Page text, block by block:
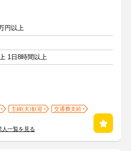
円以上
1日8時間以上
主婦(夫)歓迎
交通費支給
人一覧を見る